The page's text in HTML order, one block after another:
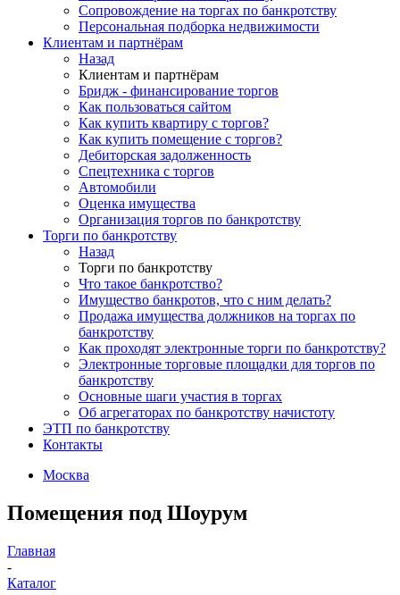
Сопровождение на торгах по банкротству
Персональная подборка недвижимости
Клиентам и партнёрам
Назад
Клиентам и партнёрам
Бридж - финансирование торгов
Как пользоваться сайтом
Как купить квартиру с торгов?
Как купить помещение с торгов?
Дебиторская задолженность
Спецтехника с торгов
Автомобили
Оценка имущества
Организация торгов по банкротству
Торги по банкротству
Назад
Торги по банкротству
Что такое банкротство?
Имущество банкротов, что с ним делать?
Продажа имущества должников на торгах по
банкротству
Как проходят электронные торги по банкротству?
Электронные торговые площадки для торгов по
банкротству
Основные шаги участия в торгах
Об агрегаторах по банкротству начистоту
ЭТП по банкротству
Контакты
Москва
Помещения под Шоурум
Главная
-
Каталог